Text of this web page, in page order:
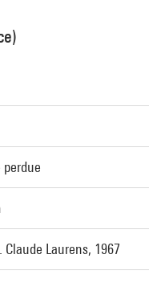
perdue
Laurens, 1967